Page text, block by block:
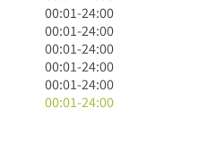
Uhr
1
bis
24
Uhr
0
Uhr
1
bis
24
Uhr
00:01-24:00
0
Uhr
1
bis
24
00:01-24:00
0
Uhr
1
bis
00:01-24:00
0
Uhr
1
00:01-24:00
0
Uhr
00:01-24:00
0
00:01-24:00